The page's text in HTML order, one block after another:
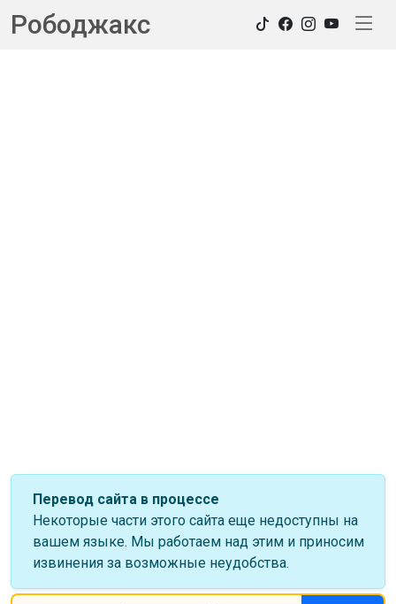
Рободжакс
Перевод сайта в процессе
Некоторые части этого сайта еще недоступны на
вашем языке. Мы работаем над этим и приносим
извинения за возможные неудобства.